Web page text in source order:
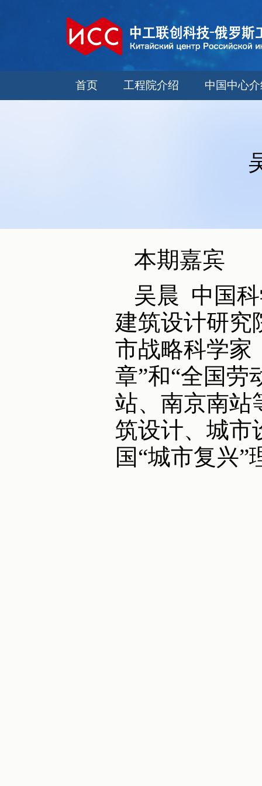
首页 工程院介绍 中国中心
本期嘉宾
吴晨 中国
建筑设计研究
市战略科学家
章”和“全国劳
站、南京南站
筑设计、城市
国“城市复兴